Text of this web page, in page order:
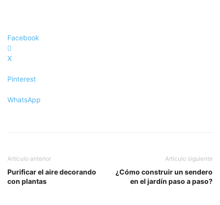
Facebook
X
Pinterest
WhatsApp
Artículo anterior
Purificar el aire decorando
con plantas
Artículo siguiente
¿Cómo construir un sendero
en el jardín paso a paso?